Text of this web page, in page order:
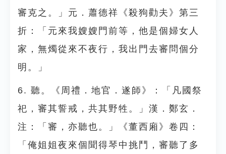
審克之。」元．蕭德祥《殺狗勸夫》第三
折：「元來我嫂嫂門前等，他是個婦女人
家，無燭從來不夜行，我出門去審問個分
明。」
6. 聽。《周禮．地官．遂師》：「凡國祭
祀，審其誓戒，共其野牲。」漢．鄭玄．
注：「審，亦聽也。」《董西廂》卷四：
「俺姐姐夜來個聞得琴中挑鬥，審聽了多